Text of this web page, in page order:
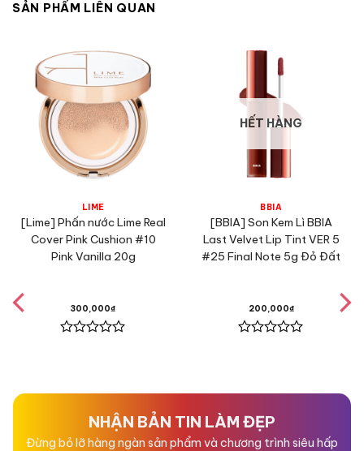
Thành phần
– Butylene Glycol: giữ độ ẩm cho môi không khô, ngăn ngừa
SẢN PHẨM LIÊN QUAN
LIME
[Lime] Phấn nước Lime Real
Cover Pink Cushion #10
Pink Vanilla 20g
300,000₫
5
HẾT HÀNG
BBIA
[BBIA] Son Kem Lì BBIA
Last Velvet Lip Tint VER 5
#25 Final Note 5g Đỏ Đất
200,000₫
5
NHẬN BẢN TIN LÀM ĐẸP
Đừng bỏ lỡ hàng ngàn sản phẩm và chương trình siêu hấp